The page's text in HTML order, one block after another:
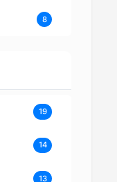
8
19
14
13